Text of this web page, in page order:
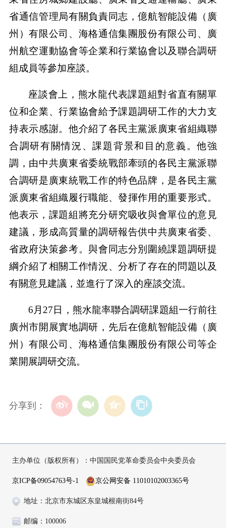
省通信管理局有關負責同志，億航智能設備（廣
州）有限公司、海格通信集團股份有限公司、廣
州航空運動協會等企業和行業協會以及聯合調研
組成員等參加座談。
座談會上，熊水龍代表課題組對省直有關單
位和企業、行業協會給予課題調研工作的大力支
持表示感謝。他介紹了各民主黨派廣東省組織聯
合調研有關情況、課題背景和目的意義。他強
調，由中共廣東省委統戰部牽頭的各民主黨派聯
合調研是廣東統戰工作的特色品牌，是各民主黨
派廣東省組織履行職能、發揮作用的重要形式。
他表示，課題組將充分研究吸收與會單位的意見
建議，形成高質量的調研報告供中共廣東省委、
省政府決策參考。與會同志分別圍繞課題調研提
綱介紹了相關工作情況、分析了存在的問題以及
有關意見建議，並進行了深入的座談交流。
6月27日，熊水龍率聯合調研課題組一行前往
廣州市開展實地調研，先后在億航智能設備（廣
州）有限公司、海格通信集團股份有限公司等企
業開展調研交流。
分享到：
主办单位（版权所有）：中国国民党革命委员会中央委员会
京ICP备09054763号-1 京公网安备 11010102003365号
地址：北京市东城区东皇城根南街84号
邮编：100006